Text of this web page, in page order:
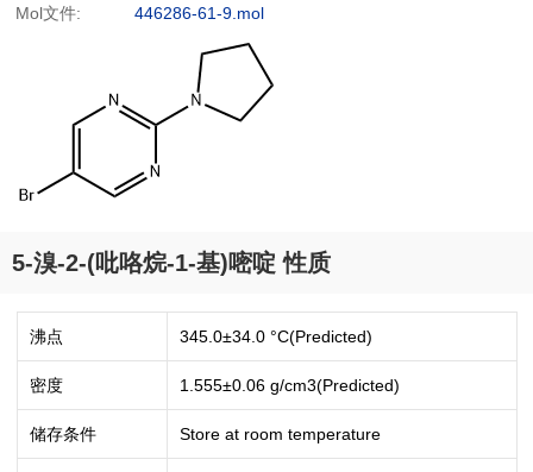
Mol文件:
446286-61-9.mol
5-溴-2-(吡咯烷-1-基)嘧啶 性质
沸点 345.0±34.0 °C(Predicted)
密度 1.555±0.06 g/cm3(Predicted)
储存条件 Store at room temperature